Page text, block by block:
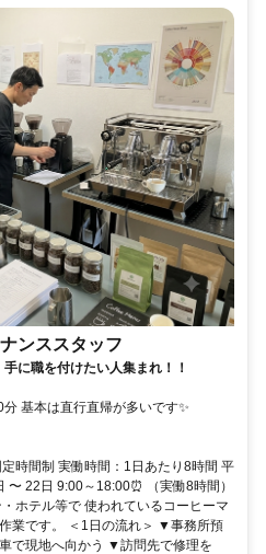
ンススタッフ
に職を付けたい人集まれ！！
アクセス: 豊四季駅より徒歩10分 基本は直行直帰が多いです✨
時間制 実働時間：1日あたり8時間 平
22日 9:00～18:00⏰ （実働8時間）
ホテル等で 使われているコーヒーマ
業です。 ＜1日の流れ＞ ▼事務所預
で現地へ向かう ▼訪問先で修理を